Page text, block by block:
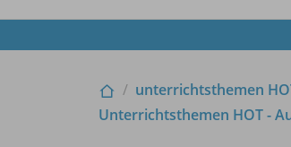
unterrichtsthemen
Unterrichtsthemen HOT -